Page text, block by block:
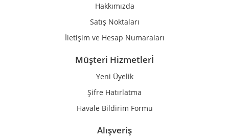
Gönder
Hakkımızda
Satış Noktaları
İletişim ve Hesap Numaraları
Müşteri Hizmetlerİ
Yeni Üyelik
Şifre Hatırlatma
Havale Bildirim Formu
Alışveriş